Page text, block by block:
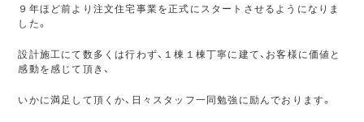
９年ほど前より注文住宅事業を正式にスタートさせるようになりま
した。
設計施工にて数多くは行わず、１棟１棟丁寧に建て、お客様に価値と
感動を感じて頂き、
いかに満足して頂くか、日々スタッフ一同勉強に励んでおります。